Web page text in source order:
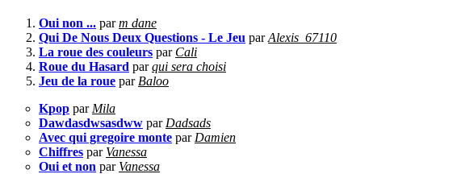
Oui non ... parm dane
Qui De Nous Deux Questions - Le Jeu parAlexis_67110
La roue des couleurs par Cali
Roue du Hasard parqui sera choisi
Jeu de la roue par Baloo
Kpop par Mila
Dawdasdwsasdww par Dadsads
Avec qui gregoire monte par Damien
Chiffres par Vanessa
Oui et non par Vanessa